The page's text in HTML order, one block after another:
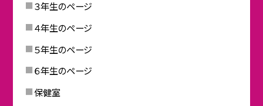
３年生のページ
４年生のページ
５年生のページ
６年生のページ
保健室